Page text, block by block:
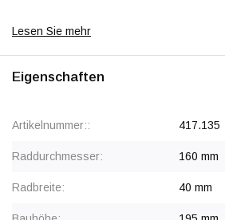
Hinweis: Diese Räder können auf hellen
hinterlassen.
Lesen Sie mehr
Eigenschaften
Artikelnummer:: 417.135
Raddurchmesser: 160 mm
Radbreite: 40 mm